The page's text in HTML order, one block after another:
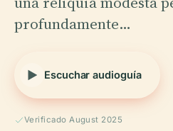
profundamente…
Escuchar audioguía
Verificado August 2025